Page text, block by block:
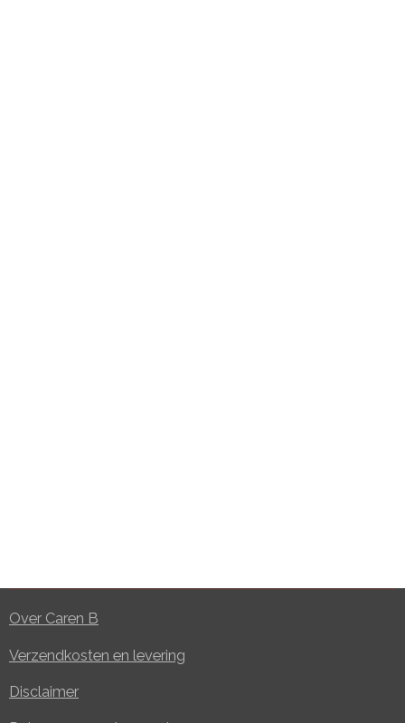
Over Caren B
Verzendkosten en levering
Disclaimer